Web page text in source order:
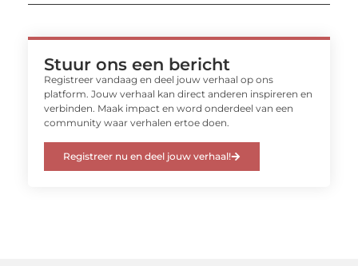
Stuur ons een bericht
Registreer vandaag en deel jouw verhaal op ons
platform. Jouw verhaal kan direct anderen inspireren en
verbinden. Maak impact en word onderdeel van een
community waar verhalen ertoe doen.
Registreer nu en deel jouw verhaal!